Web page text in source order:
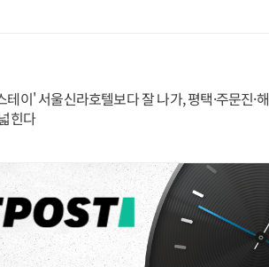
이' 서울신라호텔보다 잘 나가, 평택·주문진·해
힌다